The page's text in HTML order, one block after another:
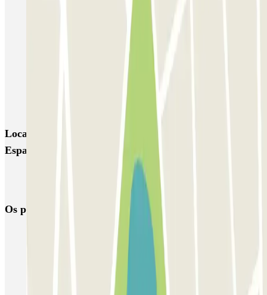
AENA Aeropuerto de Gran Canaria - General P1
Larga Estancia Gran Canaria-Aeropuerto AENA
Venegas - Plaza de los Derechos Humanos
Locais e eventos interessantes próximos de SABA Plaza
España
Reservar parque de estacionamento em Aeroporto de Gran Canária
Os parques de estacionamento mais reservados
Estacionamento em Lisboa
Estacionamento em Veneza Estacionamento em Sevilha
Estacionamento em Madrid